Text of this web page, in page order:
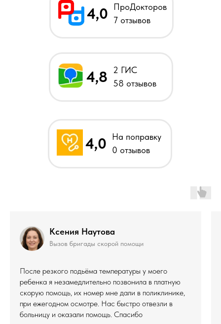
4,8
2 ГИС
58 отзывов
4,0
ПроДокторов
7 отзывов
4,0
На поправку
0 отзывов
Ксения Наутова
Вызов бригады скорой помощи
После резкого подьёма температуры у моего
ребенка я незамедлительно позвонила в платную
скорую помощь, их номер мне дали в поликлинике,
при ежегодном осмотре. Нас быстро отвезли в
больницу и оказали помощь. Спасибо